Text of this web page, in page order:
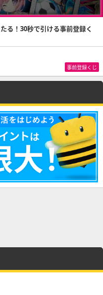
る！30秒で引ける事前登録く
事前登録くじ